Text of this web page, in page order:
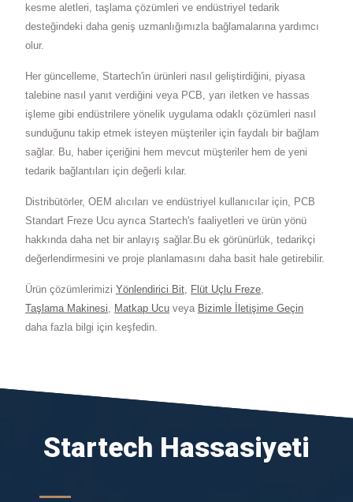
kesme aletleri, taşlama çözümleri ve endüstriyel tedarik
desteğindeki daha geniş uzmanlığımızla bağlamalarına yardımcı
olur.
Her güncelleme, Startech'in ürünleri nasıl geliştirdiğini, piyasa
talebine nasıl yanıt verdiğini veya PCB, yarı iletken ve hassas
işleme gibi endüstrilere yönelik uygulama odaklı çözümleri nasıl
sunduğunu takip etmek isteyen müşteriler için faydalı bir bağlam
sağlar. Bu, haber içeriğini hem mevcut müşteriler hem de yeni
tedarik bağlantıları için değerli kılar.
Distribütörler, OEM alıcıları ve endüstriyel kullanıcılar için, PCB
Standart Freze Ucu ayrıca Startech's faaliyetleri ve ürün yönü
hakkında daha net bir anlayış sağlar.Bu ek görünürlük, tedarikçi
değerlendirmesini ve proje planlamasını daha basit hale getirebilir.
Ürün çözümlerimizi Yönlendirici Bit Flüt Uçlu Freze
Taşlama Makinesi
Matkap Ucu veya Bizimle İletişime Geçin
daha fazla bilgi için keşfedin.
Startech Hassasiyeti